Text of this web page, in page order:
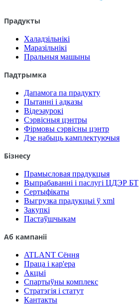
Прадукты
Халадзільнікі
Маразільнікі
Пральныя машыны
Падтрымка
Дапамога па прадукту
Пытанні і адказы
Відеэаурокі
Сэрвісныя цэнтры
Фірмовы сэрвісны цэнтр
Дзе набыць камплектуючыя
Бізнесу
Прамысловая прадукцыя
Выпрабаванні і паслугі ЦДЭР БТ
Сертыфікаты
Выгрузка прадукцыі ў xml
Закупкі
Пастаўшчыкам
Аб кампаніі
ATLANT Сёння
Праца і кар'ера
Акцыі
Спартыўны комплекс
Стратэгія і статут
Кантакты